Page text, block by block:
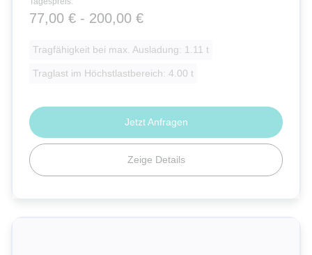
77,00 € - 200,00 €
Tragfähigkeit bei max. Ausladung: 1.11 t
Traglast im Höchstlastbereich: 4.00 t
Zeige Details
Jetzt Anfragen